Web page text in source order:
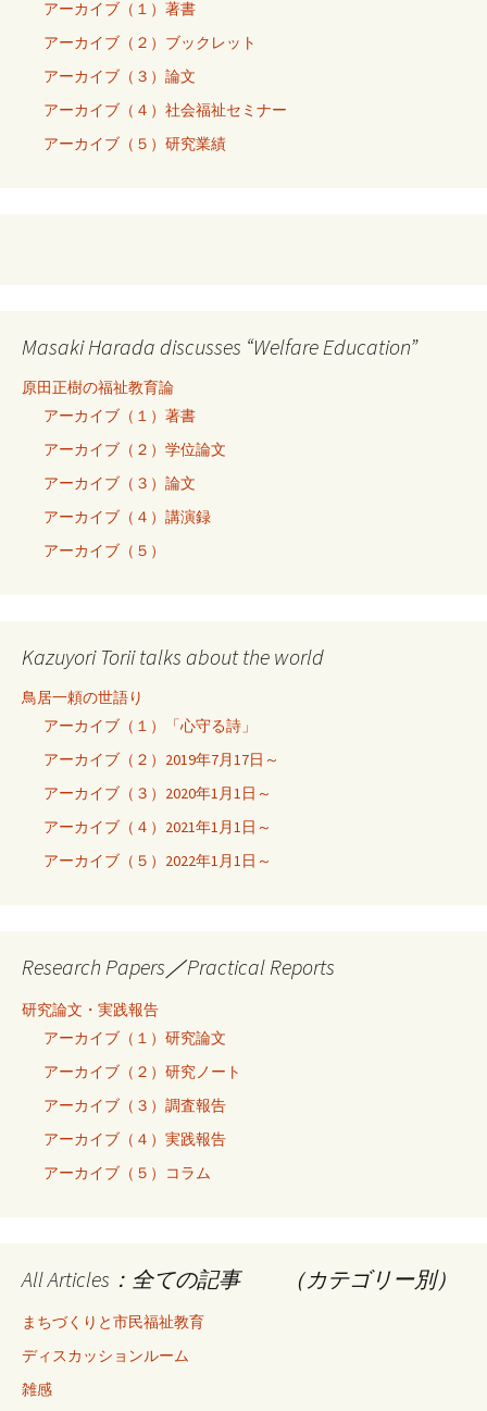
アーカイブ（１）著書
アーカイブ（２）ブックレット
アーカイブ（３）論文
アーカイブ（４）社会福祉セミナー
アーカイブ（５）研究業績
Masaki Harada discusses “Welfare Education”
原田正樹の福祉教育論
アーカイブ（１）著書
アーカイブ（２）学位論文
アーカイブ（３）論文
アーカイブ（４）講演録
アーカイブ（５）
Kazuyori Torii talks about the world
鳥居一頼の世語り
アーカイブ（１）「心守る詩」
アーカイブ（２）2019年7月17日～
アーカイブ（３）2020年1月1日～
アーカイブ（４）2021年1月1日～
アーカイブ（５）2022年1月1日～
Research Papers／Practical Reports
研究論文・実践報告
アーカイブ（１）研究論文
アーカイブ（２）研究ノート
アーカイブ（３）調査報告
アーカイブ（４）実践報告
アーカイブ（５）コラム
All Articles：全ての記事 （カテゴリー別）
まちづくりと市民福祉教育
ディスカッションルーム
雑感